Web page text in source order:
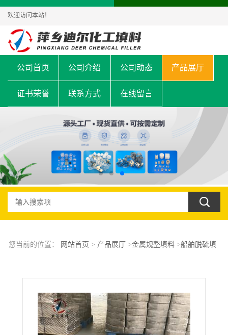
欢迎访问本站！
公司首页 公司介绍 公司动态 产品展厅
证书荣誉 联系方式 在线留言
您当前的位置： 网站首页 > 产品展厅>金属规整填料>船舶脱硫填